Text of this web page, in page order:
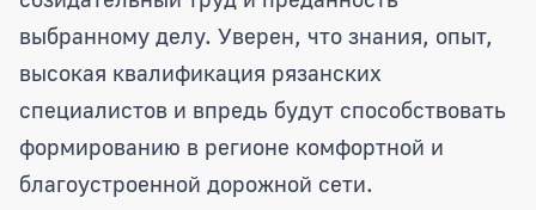
выбранному делу. Уверен, что знания, опыт,
высокая квалификация рязанских
специалистов и впредь будут способствовать
формированию в регионе комфортной и
благоустроенной дорожной сети.